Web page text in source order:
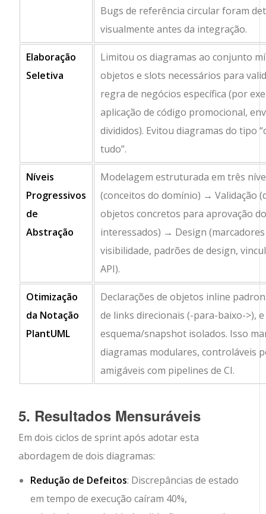
Bugs de referência circular foram
visualmente antes da integração.
Elaboração
Seletiva
Limitou os diagramas ao conjunto
objetos e slots necessários para
regra de negócios específica (por
aplicação de código promocional,
divididos). Evitou diagramas do tipo
tudo”.
Níveis
Progressivos
de
Abstração
Modelagem estruturada em três
(conceitos do domínio) → Validação
objetos concretos para aprovação
interessados) → Design
visibilidade, padrões de design,
API).
Otimização
da Notação
PlantUML
Declarações de objetos inline
de links direcionais (-para-baixo->),
esquema/snapshot isolados. Isso
diagramas modulares, controláveis
amigáveis com pipelines de CI.
5. Resultados Mensuráveis
Em dois ciclos de sprint após adotar esta
abordagem de dois diagramas:
Redução de Defeitos: Discrepâncias de estado
em tempo de execução caíram 40%,